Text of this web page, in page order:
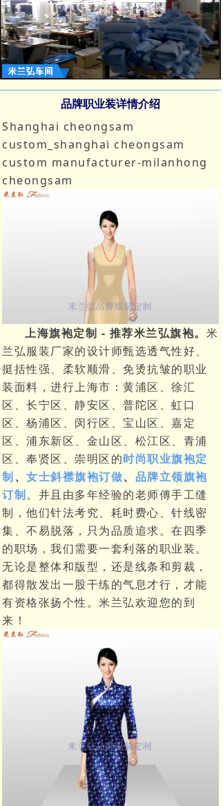
Shanghai cheongsam
custom_shanghai cheongsam
custom manufacturer-milanhong
cheongsam
上海旗袍定制 - 推荐米兰弘旗袍。 米
兰弘服装厂家的设计师甄选透气性好、
挺括性强、柔软顺滑、免烫抗皱的职业
装面料，进行上海市：黄浦区、徐汇
区、长宁区、静安区、普陀区、虹口
区、杨浦区、闵行区、宝山区、嘉定
区、浦东新区、金山区、松江区、青浦
区、奉贤区、崇明区的时尚职业旗袍定
制、 女士斜襟旗袍订做、 品牌立领旗袍
订制。并且由多年经验的老师傅手工缝
制，他们针法考究、耗时费心、针线密
集、不易脱落，只为品质追求。在四季
的职场，我们需要一套利落的职业装。
无论是整体和版型，还是线条和剪裁，
都得散发出一股干练的气息才行，才能
有资格张扬个性。米兰弘欢迎您的到
来！
Mute Loaded:
0%
Progress
0%
品牌职业装详情介绍